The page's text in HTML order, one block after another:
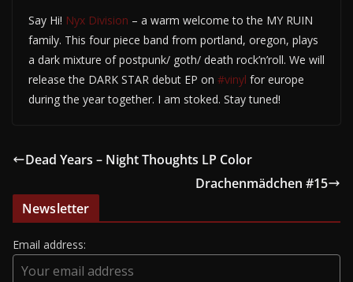
Say Hi! Nyx Division – a warm welcome to the MY RUIN
family. This four piece band from portland, oregon, plays
a dark mixture of postpunk/ goth/ death rock’n’roll. We will
release the DARK STAR debut EP on #vinyl for europe
during the year together. I am stoked. Stay tuned!
Dead Years – Night Thoughts LP Color
Drachenmädchen #15
Newsletter
Email address: